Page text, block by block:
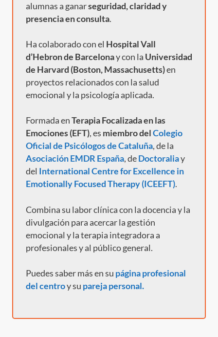
alumnas a ganarseguridad, claridad y
presencia en consulta.
Ha colaborado con el Hospital Vall
d’Hebron de Barcelonay con la Universidad
de Harvard (Boston, Massachusetts)en
proyectos relacionados con la salud
emocional y la psicología aplicada.
Formada enTerapia Focalizada en las
Emociones (EFT), es miembro delColegio
Oficial de Psicólogos de Cataluña, de la
Asociación EMDR España, deDoctoraliay
del International Centre for Excellence in
Emotionally Focused Therapy (ICEEFT).
Combina su labor clínica con la docencia y la
divulgación para acercar la gestión
emocional y la terapia integradora a
profesionales y al público general.
Puedes saber más en su página profesional
del centroysu pareja personal.